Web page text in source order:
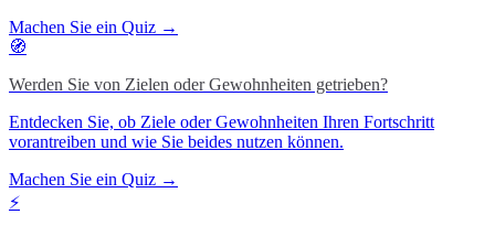
Machen Sie ein Quiz →
🧭
Werden Sie von Zielen oder Gewohnheiten getrieben?
Entdecken Sie, ob Ziele oder Gewohnheiten Ihren Fortschritt
vorantreiben und wie Sie beides nutzen können.
Machen Sie ein Quiz →
⚡